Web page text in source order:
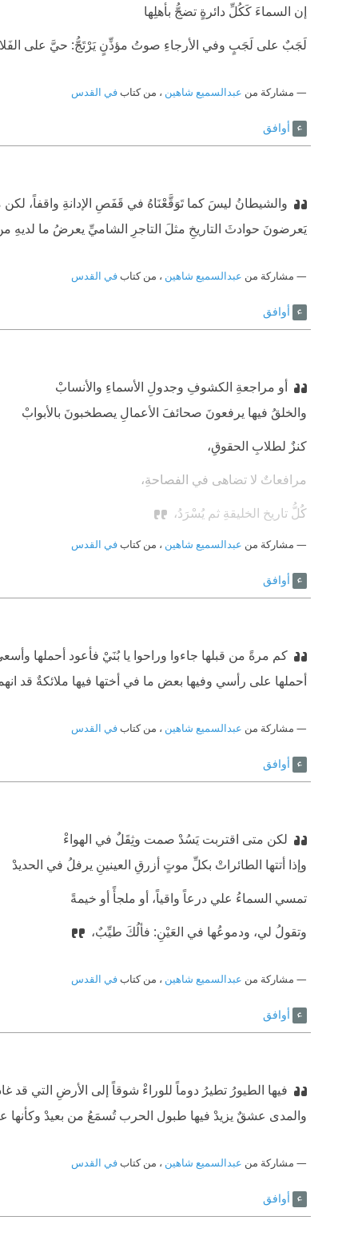
‫إن السماءَ كَكُلِّ دائرةٍ تضجُّ بأهلِها
‫لَجَبٌ على لَجَبٍ وفي الأرجاءِ صوتُ مؤذِّنٍ يَرْتَجُّ: حيَّ على
مشاركة من عبدالسميع شاهين ، من كتابفي القدس
أوافق
والشيطانُ ليسَ كما تَوَقَّعْنَاهُ في قَفَصِ الإدانةِ واقفاً، لكن
يَعرضونَ حوادثَ التاريخِ مثلَ التاجرِ الشاميِّ ‫يعرضُ ما لديهِ
مشاركة من عبدالسميع شاهين ، من كتابفي القدس
أوافق
أو مراجعةِ الكشوفِ وجدولِ الأسماءِ والأنسابْ
‫والخلقُ فيها يرفعونَ صحائفَ الأعمالِ يصطخبونَ بالأبوابْ
‫كنزٌ لطلابِ الحقوقِ،
‫مرافعاتٌ لا تضاهى في الفصاحةِ،
‫كُلُّ تاريخِ الخليقةِ ثم يُسْرَدُ،
مشاركة من عبدالسميع شاهين ، من كتابفي القدس
أوافق
‫كم مرةً من قبلها جاءوا وراحوا يا بُنَيْ ‫فأعود أحملها
أحملها على رأسي وفيها بعض ما في أختها ‫فيها ملائكةٌ قد
مشاركة من عبدالسميع شاهين ، من كتابفي القدس
أوافق
لكن متى اقتربت يَسُدْ صمت وثِقَلٌ في الهواءْ
‫وإذا أتتها الطائراتْ بكلِّ موتٍ أزرقِ العينينِ يرفلُ في الحديدْ
‫تمسي السماءُ علي درعاً واقياً، أو ملجأً أو خيمةً
‫وتقولُ لي، ودموعُها في العَيْنِ: فألُكَ طيِّبٌ،
مشاركة من عبدالسميع شاهين ، من كتابفي القدس
أوافق
فيها الطيورُ تطيرُ دوماً للوراءْ ‫شوقاً إلى الأرضِ التي قد
‫والمدى عشقٌ يزيدْ ‫فيها طبول الحرب تُسمَعُ من بعيدْ ‫وكأنها
مشاركة من عبدالسميع شاهين ، من كتابفي القدس
أوافق